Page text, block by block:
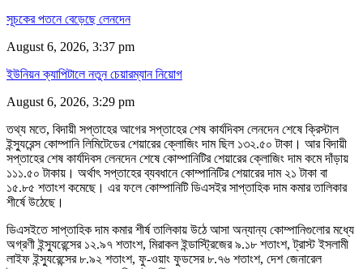
সূচকের পতনে বেড়েছে লেনদেন
August 6, 2026, 3:37 pm
ইউনিয়ন ক্যাপিটালে নতুন চেয়ারম্যান নিয়োগ
August 6, 2026, 3:29 pm
তথ্য মতে, বিদায়ী সপ্তাহের আগের সপ্তাহের শেষ কার্যদিবস লেনদেন শেষে ক্রিস্টাল
ইন্স্যুরেন্স কোম্পানি লিমিটেডের শেয়ারের ক্লোজিং দাম ছিল ১৩২.৫০ টাকা। আর বিদায়ী
সপ্তাহের শেষ কার্যদিবস লেনদেন শেষে কোম্পানিটির শেয়ারের ক্লোজিং দাম কমে দাঁড়ায়
১১১.৫০ টাকায়। অর্থাৎ সপ্তাহের ব্যবধানে কোম্পানিটির শেয়ারের দাম ২১ টাকা বা
১৫.৮৫ শতাংশ কমেছে। এর ফলে কোম্পানিটি ডিএসইর সাপ্তাহিক দাম কমার তালিকার
শীর্ষে উঠেছে।
ডিএসইতে সাপ্তাহিক দাম কমার শীর্ষ তালিকায় উঠে আসা অন্যান্য কোম্পানিগুলোর মধ্যে
অগ্রণী ইন্স্যুরেন্সের ১২.৯৭ শতাংশ, মিরাকল ইন্ডাস্ট্রিজের ৯.১৮ শতাংশ, ট্রাস্ট ইসলামী
লাইফ ইন্স্যুরেন্সের ৮.৯২ শতাংশ, ফু-ওয়াং ফুডসের ৮.৭৬ শতাংশ, দেশ জেনারেল